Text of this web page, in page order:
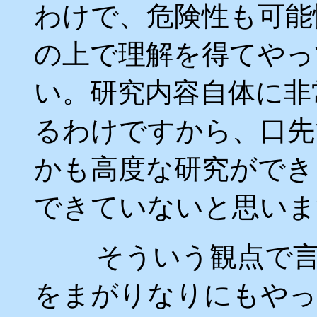
わけで、危険性も可
の上で理解を得てや
い。研究内容自体に
るわけですから、口
かも高度な研究がで
できていないと思い
そういう観点で言
をまがりなりにもや